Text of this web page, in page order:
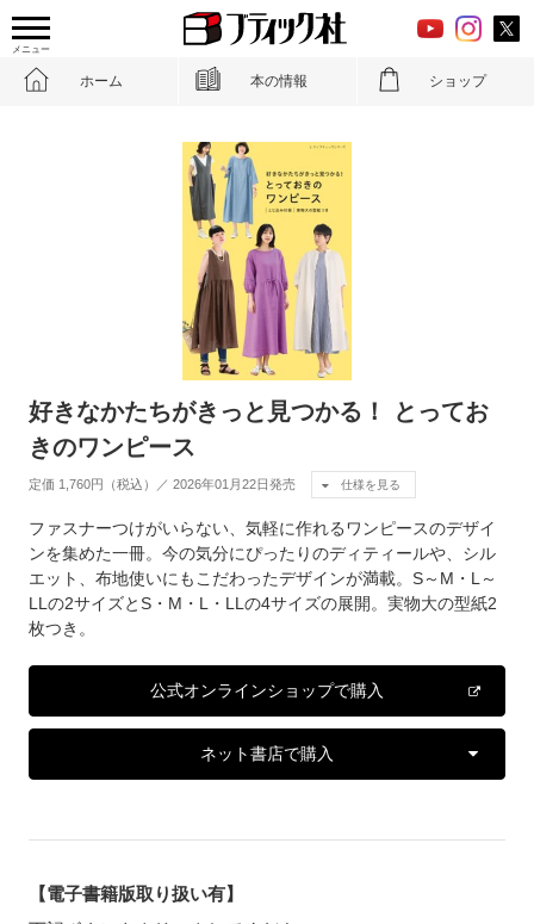
メニュー
ホーム 本の情報 ショップ
好きなかたちがきっと見つかる！ とってお
きのワンピース
定価 1,760円（税込）／ 2026年01月22日発売 仕様を見る
ファスナーつけがいらない、気軽に作れるワンピースのデザイ
ンを集めた一冊。今の気分にぴったりのディティールや、シル
エット、布地使いにもこだわったデザインが満載。S～M・L～
LLの2サイズとS・M・L・LLの4サイズの展開。実物大の型紙2
枚つき。
公式オンラインショップで購入
ネット書店で購入
【電子書籍版取り扱い有】